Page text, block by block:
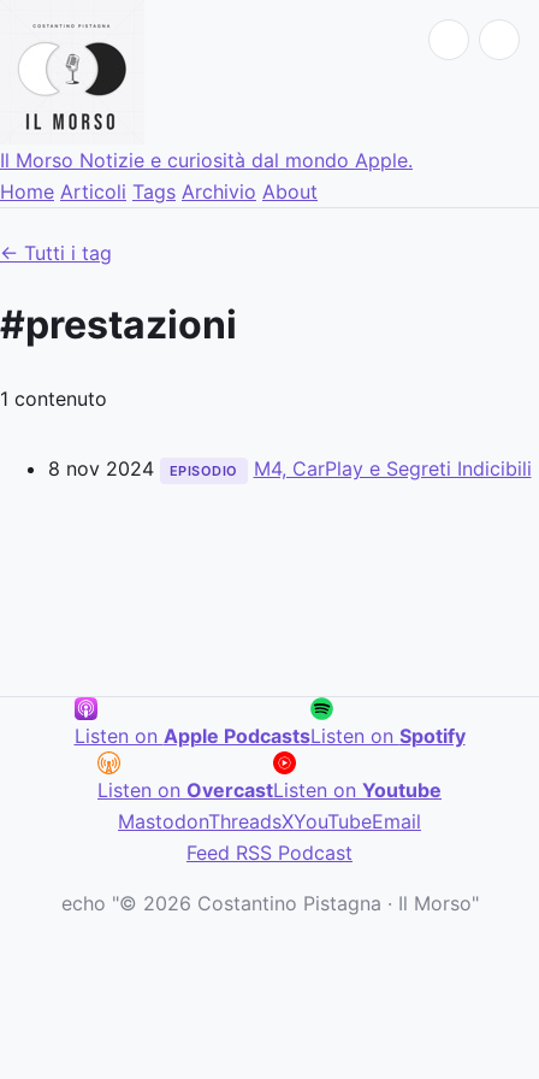
Il Morso Notizie e curiosità dal mondo Apple.
Home Articoli Tags Archivio About
← Tutti i tag
#prestazioni
1 contenuto
8 nov 2024 EPISODIO M4, CarPlay e Segreti Indicibili
Listen on Apple PodcastsListen on Spotify
Listen on OvercastListen on Youtube
MastodonThreadsXYouTubeEmail
Feed RSS Podcast
echo "© 2026 Costantino Pistagna · Il Morso"